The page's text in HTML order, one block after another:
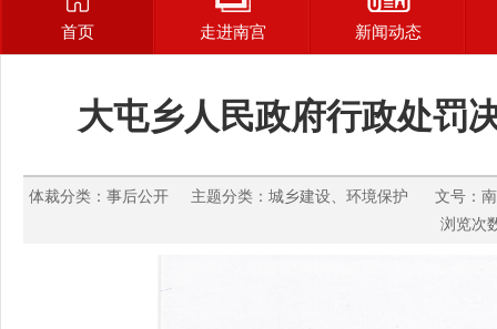
首页 走进南宫 新闻动态
大屯乡人民政府行政处罚
体裁分类：事后公开 主题分类：城乡建设、环境保护 文号：
浏览次